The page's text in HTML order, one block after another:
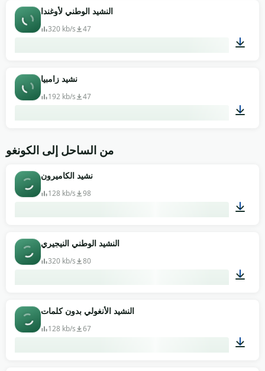
النشيد الوطني لأوغندا
320 kb/s 47
نشيد زامبيا
192 kb/s 47
من الساحل إلى الكونغو
نشيد الكاميرون
128 kb/s 98
النشيد الوطني النيجيري
320 kb/s 80
النشيد الأنغولي بدون كلمات
128 kb/s 67